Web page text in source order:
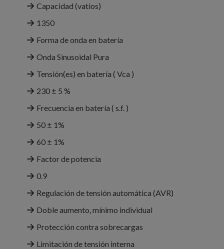
Capacidad (vatios)
1350
Forma de onda en batería
Onda Sinusoidal Pura
Tensión(es) en batería ( Vca )
230 ± 5 %
Frecuencia en batería ( s.f. )
50 ± 1%
60 ± 1%
Factor de potencia
0.9
Regulación de tensión automática (AVR)
Doble aumento, mínimo individual
Protección contra sobrecargas
Limitación de tensión interna